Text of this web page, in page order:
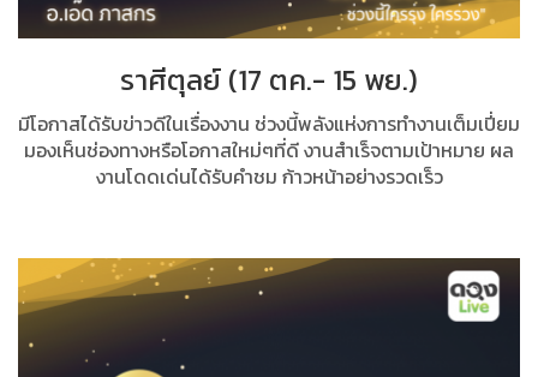
ราศีตุลย์ (17 ตค.- 15 พย.)
มีโอกาสได้รับข่าวดีในเรื่องงาน ช่วงนี้พลังแห่งการทำงานเต็มเปี่ยม
มองเห็นช่องทางหรือโอกาสใหม่ๆที่ดี งานสำเร็จตามเป้าหมาย ผล
งานโดดเด่นได้รับคำชม ก้าวหน้าอย่างรวดเร็ว